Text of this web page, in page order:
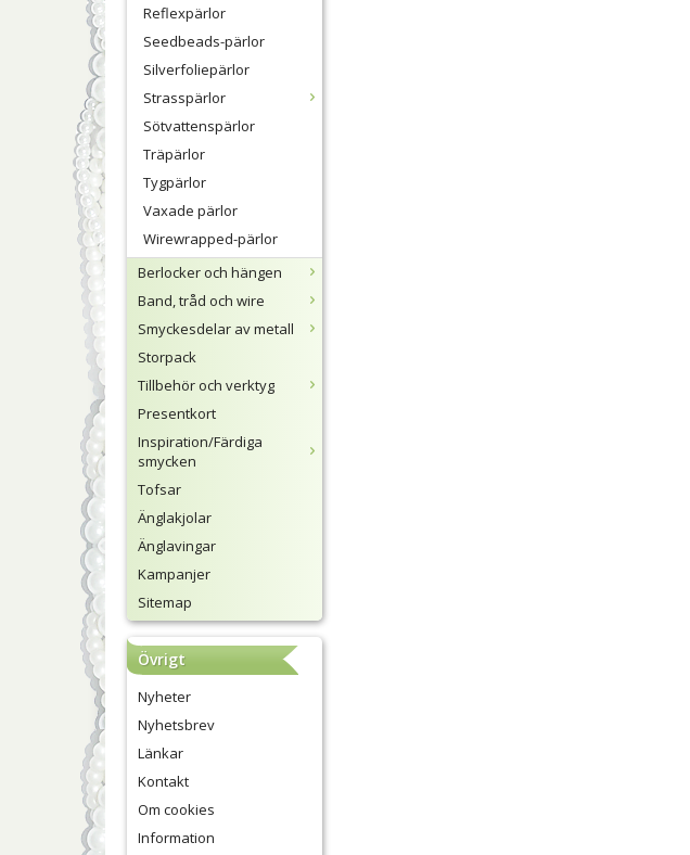
Reflexpärlor
Seedbeads-pärlor
Silverfoliepärlor
Strasspärlor
Sötvattenspärlor
Träpärlor
Tygpärlor
Vaxade pärlor
Wirewrapped-pärlor
Berlocker och hängen
Band, tråd och wire
Smyckesdelar av metall
Storpack
Tillbehör och verktyg
Presentkort
Inspiration/Färdiga
smycken
Tofsar
Änglakjolar
Änglavingar
Kampanjer
Sitemap
Övrigt
Nyheter
Nyhetsbrev
Länkar
Kontakt
Om cookies
Information